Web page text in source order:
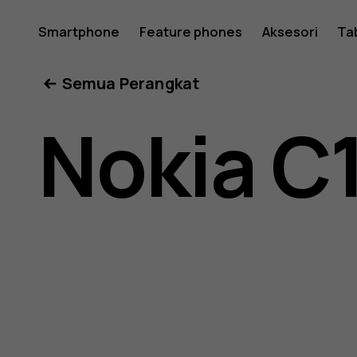
Buku
petunjuk
Nokia
Smartphone Feature phones Aksesori
Semua Perangkat
Nokia C1